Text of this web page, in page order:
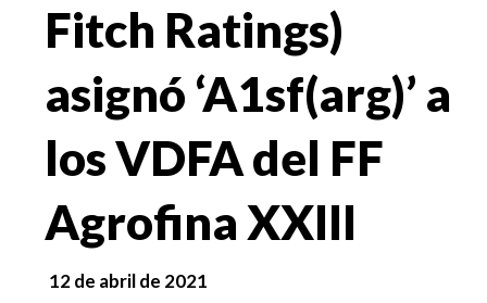
Fitch Ratings)
asignó ‘A1sf(arg)’ a
los VDFA del FF
Agrofina XXIII
12 de abril de 2021